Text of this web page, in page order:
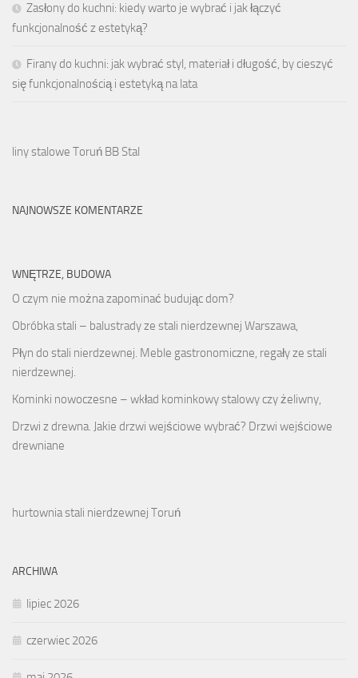
Zasłony do kuchni: kiedy warto je wybrać i jak łączyć
funkcjonalność z estetyką?
Firany do kuchni: jak wybrać styl, materiał i długość, by cieszyć
się funkcjonalnością i estetyką na lata
liny stalowe Toruń BB Stal
NAJNOWSZE KOMENTARZE
WNĘTRZE, BUDOWA
O czym nie można zapominać budując dom?
Obróbka stali – balustrady ze stali nierdzewnej Warszawa,
Płyn do stali nierdzewnej. Meble gastronomiczne, regały ze stali
nierdzewnej.
Kominki nowoczesne – wkład kominkowy stalowy czy żeliwny,
Drzwi z drewna. Jakie drzwi wejściowe wybrać? Drzwi wejściowe
drewniane
hurtownia stali nierdzewnej Toruń
ARCHIWA
lipiec 2026
czerwiec 2026